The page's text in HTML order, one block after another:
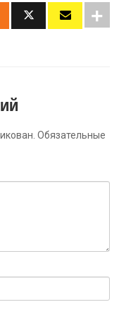
Обязательные